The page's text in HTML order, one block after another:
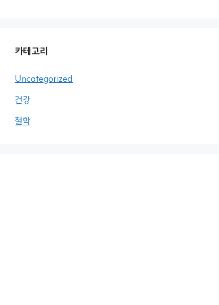
카테고리
Uncategorized
건강
철학